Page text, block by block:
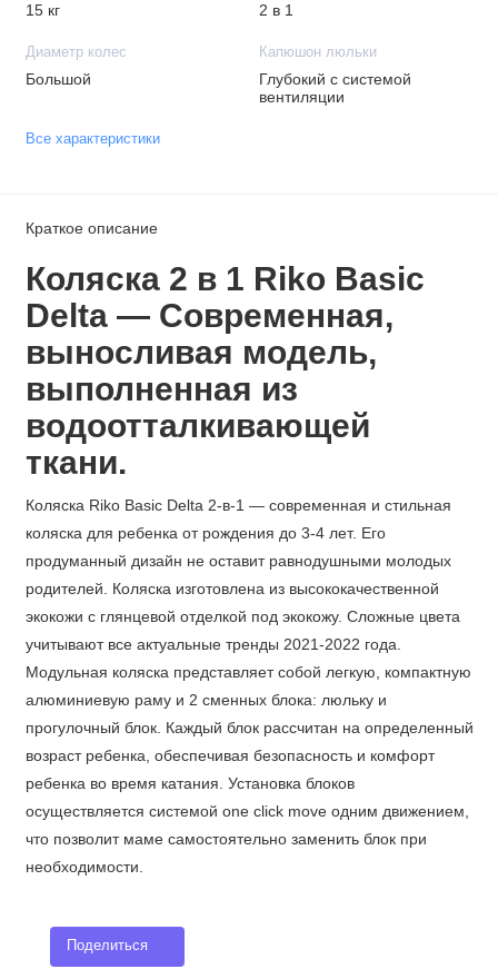
15 кг 2 в 1
Диаметр колес
Большой
Капюшон люльки
Глубокий с системой
вентиляции
Все характеристики
Краткое описание
Коляска 2 в 1 Riko Basic
Delta — Современная,
выносливая модель,
выполненная из
водоотталкивающей
ткани.
Коляска Riko Basic Delta 2-в-1 — современная и стильная
коляска для ребенка от рождения до 3-4 лет. Его
продуманный дизайн не оставит равнодушными молодых
родителей. Коляска изготовлена ​​из высококачественной
экокожи с глянцевой отделкой под экокожу. Сложные цвета
учитывают все актуальные тренды 2021-2022 года.
Модульная коляска представляет собой легкую, компактную
алюминиевую раму и 2 сменных блока: люльку и
прогулочный блок. Каждый блок рассчитан на определенный
возраст ребенка, обеспечивая безопасность и комфорт
ребенка во время катания. Установка блоков
осуществляется системой one click move одним движением,
что позволит маме самостоятельно заменить блок при
необходимости.
Поделиться